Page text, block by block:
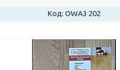
OWA3 202